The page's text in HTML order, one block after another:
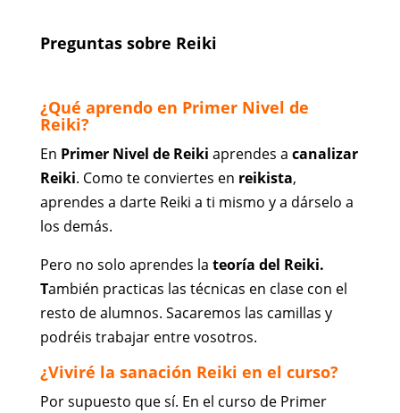
Preguntas sobre Reiki
¿Qué aprendo en Primer Nivel de
Reiki?
En Primer Nivel de Reiki aprendes a canalizar
Reiki. Como te conviertes en reikista,
aprendes a darte Reiki a ti mismo y a dárselo a
los demás.
Pero no solo aprendes la teoría del Reiki.
También practicas las técnicas en clase con el
resto de alumnos. Sacaremos las camillas y
podréis trabajar entre vosotros.
¿Viviré la sanación Reiki en el curso?
Por supuesto que sí. En el curso de Primer